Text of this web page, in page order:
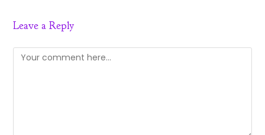
Leave a Reply